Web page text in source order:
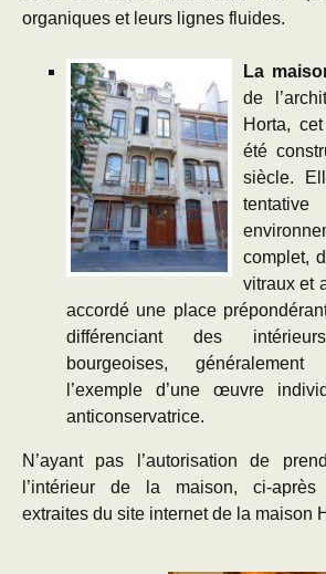
organiques et leurs lignes fluides.
La
de
Horta,
été
siècle.
complet,
vitraux et
accordé une place
différenciant des
bourgeoises,
l’exemple d’une œuvre
anticonservatrice.
N’ayant pas l’autorisation de
l’intérieur de la maison, ci-après
extraites du site internet de la maison